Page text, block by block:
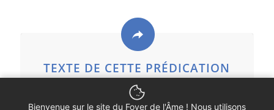
TEXTE DE CETTE PRÉDICATION
Bienvenue sur le site du Foyer de l'Âme ! Nous utilisons